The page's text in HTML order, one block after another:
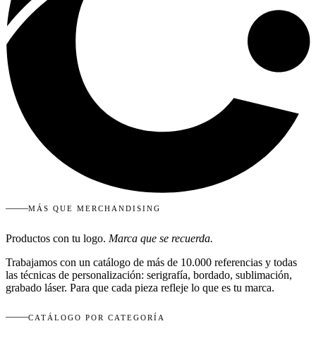
MÁS QUE MERCHANDISING
Productos con tu logo. Marca que se recuerda.
Trabajamos con un catálogo de más de 10.000 referencias y todas
las técnicas de personalización: serigrafía, bordado, sublimación,
grabado láser. Para que cada pieza refleje lo que es tu marca.
CATÁLOGO POR CATEGORÍA